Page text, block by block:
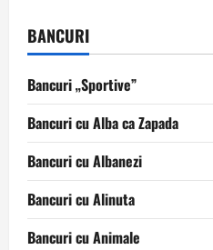
BANCURI
Bancuri „Sportive”
Bancuri cu Alba ca Zapada
Bancuri cu Albanezi
Bancuri cu Alinuta
Bancuri cu Animale